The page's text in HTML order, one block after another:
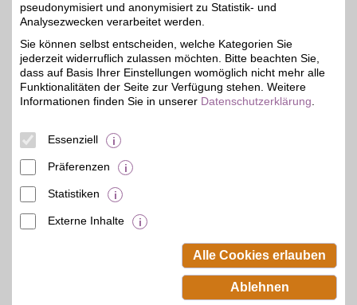
Merkmale
Beamten-Selbsthilfewerk GmbH.
pseudonymisiert und anonymisiert zu Statistik- und
Analysezwecken verarbeitet werden.
Sie können selbst entscheiden, welche Kategorien Sie
jederzeit widerruflich zulassen möchten. Bitte beachten Sie,
dass auf Basis Ihrer Einstellungen womöglich nicht mehr alle
Funktionalitäten der Seite zur Verfügung stehen. Weitere
Informationen finden Sie in unserer Datenschutzerklärung
Essenziell
Präferenzen
Statistiken
Externe Inhalte
Alle Cookies erlauben
Ablehnen